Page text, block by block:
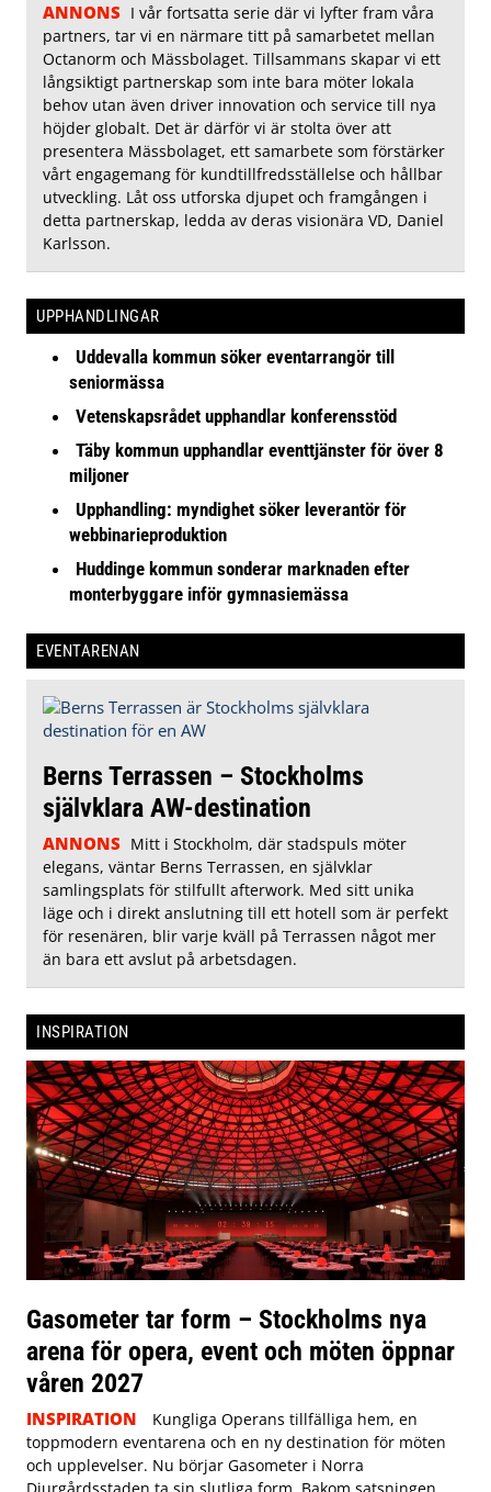
ANNONS I vår fortsatta serie där vi lyfter fram våra
partners, tar vi en närmare titt på samarbetet mellan
Octanorm och Mässbolaget. Tillsammans skapar vi ett
långsiktigt partnerskap som inte bara möter lokala
behov utan även driver innovation och service till nya
höjder globalt. Det är därför vi är stolta över att
presentera Mässbolaget, ett samarbete som förstärker
vårt engagemang för kundtillfredsställelse och hållbar
utveckling. Låt oss utforska djupet och framgången i
detta partnerskap, ledda av deras visionära VD, Daniel
Karlsson.
UPPHANDLINGAR
Uddevalla kommun söker eventarrangör till
seniormässa
Vetenskapsrådet upphandlar konferensstöd
Täby kommun upphandlar eventtjänster för över 8
miljoner
Upphandling: myndighet söker leverantör för
webbinarieproduktion
Huddinge kommun sonderar marknaden efter
monterbyggare inför gymnasiemässa
EVENTARENAN
Berns Terrassen – Stockholms
självklara AW-destination
ANNONS Mitt i Stockholm, där stadspuls möter
elegans, väntar Berns Terrassen, en självklar
samlingsplats för stilfullt afterwork. Med sitt unika
läge och i direkt anslutning till ett hotell som är perfekt
för resenären, blir varje kväll på Terrassen något mer
än bara ett avslut på arbetsdagen.
INSPIRATION
Gasometer tar form – Stockholms nya
arena för opera, event och möten öppnar
våren 2027
INSPIRATION
Kungliga Operans tillfälliga hem, en
toppmodern eventarena och en ny destination för möten
och upplevelser. Nu börjar Gasometer i Norra